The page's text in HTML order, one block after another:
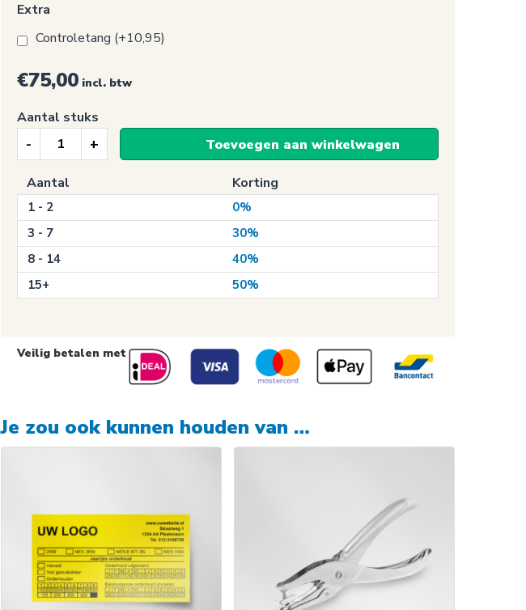
Extra
Controletang (+10,95)
€75,00 incl. btw
Keuringssticker
onderhoud
aantal
Aantal stuks
Toevoegen aan winkelwagen
Aantal Korting
1 - 2
0%
3 - 7
30%
8 - 14
40%
15+
50%
Veilig betalen met
Je zou ook kunnen houden van …